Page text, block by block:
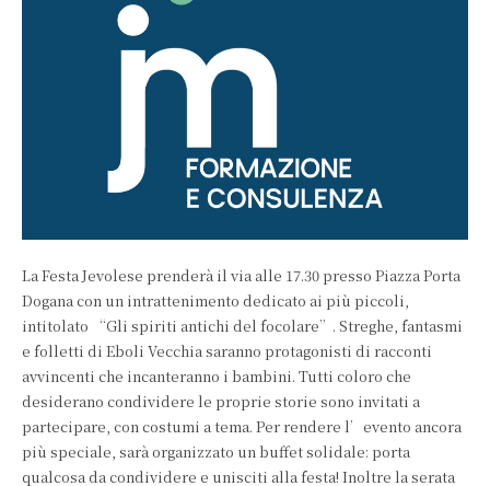
La Festa Jevolese prenderà il via alle 17.30 presso Piazza Porta
Dogana con un intrattenimento dedicato ai più piccoli,
intitolato “Gli spiriti antichi del focolare”. Streghe, fantasmi
e folletti di Eboli Vecchia saranno protagonisti di racconti
avvincenti che incanteranno i bambini. Tutti coloro che
desiderano condividere le proprie storie sono invitati a
partecipare, con costumi a tema. Per rendere l’evento ancora
più speciale, sarà organizzato un buffet solidale: porta
qualcosa da condividere e unisciti alla festa! Inoltre la serata